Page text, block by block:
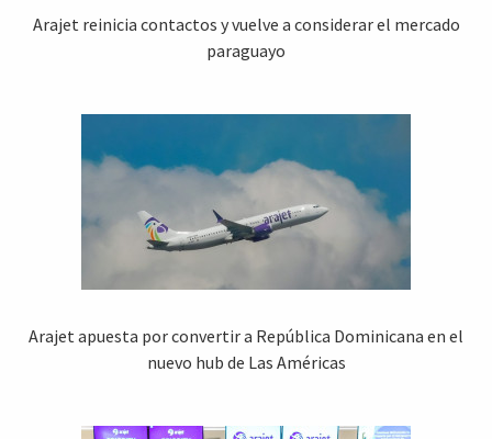
Arajet reinicia contactos y vuelve a considerar el mercado
paraguayo
Arajet apuesta por convertir a República Dominicana en el
nuevo hub de Las Américas